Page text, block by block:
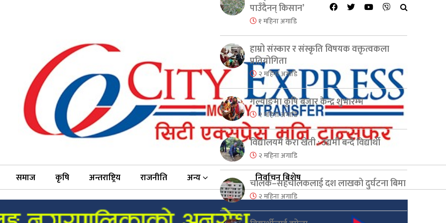
समाज कृषि अन्तराष्ट्रिय राजनीति अन्य निर्वाचन बिशेष
पाउँदैनन् किसान’
१ महिना अगाडि
हाम्रो संस्कार र संस्कृति विषयक वक्तृत्वकला
प्रतियोगिता
२ महिना अगाडि
गल्याङमा कृषि बजार केन्द्र शुभारम्भ
२ महिना अगाडि
विद्यालयमै केरा खेती : उद्यमी बन्दै विद्यार्थी
२ महिना अगाडि
चालक–सहचालकलाई दश लाखको दुर्घटना बिमा
२ महिना अगाडि